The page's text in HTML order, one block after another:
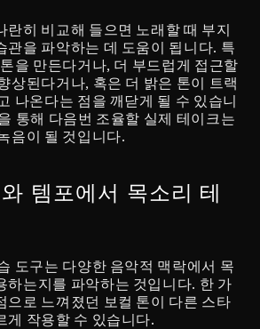
란히 비교해 들으면 노래할 때 부지
관을 파악하는 데 도움이 됩니다. 특
을 만든다거나, 더 부드럽게 접근할
상된다거나, 혹은 더 밝은 톤이 트랙
나온다는 점을 깨닫게 될 수 있습니
통해 다음번 조율할 실제 테이크는
음이 될 것입니다.
템포에서 목소리 테
도구는 다양한 음악적 맥락에서 목
하는지를 파악하는 것입니다. 한 가
으로 느껴졌던 보컬 톤이 다른 스타
게 작용할 수 있습니다.